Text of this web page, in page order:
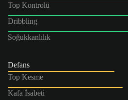
Top Kontrolü
Dribbling
Soğukkanlılık
Defans
Top Kesme
Kafa İsabeti